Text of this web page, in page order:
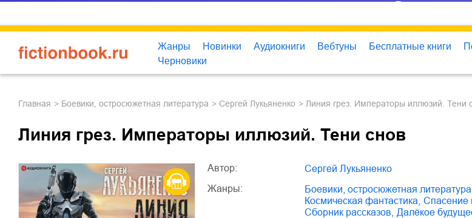
Жанры Новинки Аудиокниги Вебтуны Бесплатные книги
Черновики
Главная боевики, остросюжетная литература Сергей Лукьяненко Линия грез. Императоры иллюзий. Тени
Линия грез. Императоры иллюзий. Тени снов
Автор:
Сергей Лукьяненко
Жанры:
боевики, остросюжетная литература
космическая фантастика
сборник рассказов
далёкое